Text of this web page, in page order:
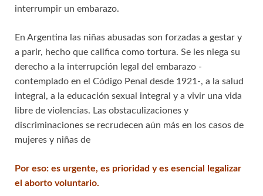
interrumpir un embarazo.
En Argentina las niñas abusadas son forzadas a gestar y
a parir, hecho que califica como tortura. Se les niega su
derecho a la interrupción legal del embarazo -
contemplado en el Código Penal desde 1921-, a la salud
integral, a la educación sexual integral y a vivir una vida
libre de violencias. Las obstaculizaciones y
discriminaciones se recrudecen aún más en los casos de
mujeres y niñas de
Por eso: es urgente, es prioridad y es esencial legalizar
el aborto voluntario.